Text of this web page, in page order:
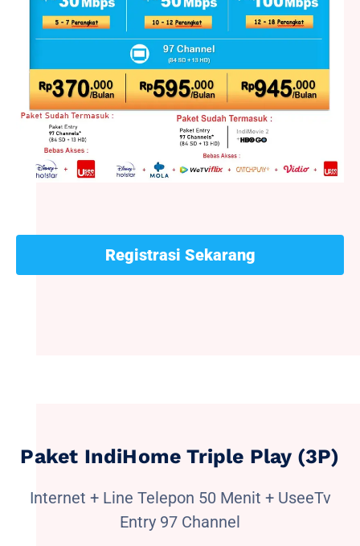
Registrasi Sekarang
Paket IndiHome Triple Play (3P)
Internet + Line Telepon 50 Menit + UseeTv
Entry 97 Channel